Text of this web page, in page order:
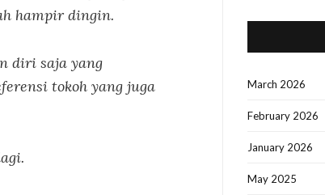
hampir dingin.
diri saja yang
tokoh yang juga
March 2026
February 2026
January 2026
May 2025